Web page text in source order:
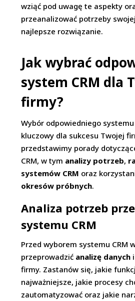
wziąć pod uwagę te aspekty
przeanalizować potrzeby
najlepsze rozwiązanie.
Jak wybrać
system CRM dla
firmy?
Wybór odpowiedniego systemu
kluczowy dla sukcesu Twojej
przedstawimy porady
CRM, w tym analizy potrzeb,
systemów CRM oraz
okresów próbnych.
Analiza potrzeb
systemu CRM
Przed wyborem systemu CRM
przeprowadzić analizę danych
firmy. Zastanów się, jakie
najważniejsze, jakie procesy
zautomatyzować oraz jakie